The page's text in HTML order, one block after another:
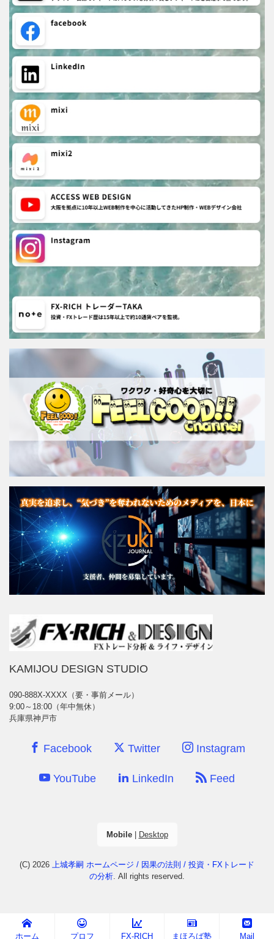
ホーム プロフ FX-RICH まほろば塾 Mail
KAMIJOU DESIGN STUDIO
090-888X-XXXX（要・事前メール）
9:00～18:00（年中無休）
兵庫県神戸市
Facebook Twitter Instagram
YouTube LinkedIn Feed
Mobile| Desktop
(C) 2026
上城孝嗣 ホームページ / 因果の法則 / 投資・FXトレード
の分析 . All rights reserved.